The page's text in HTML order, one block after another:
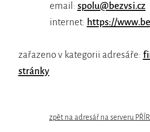
email: spolu@bezvsi.cz
internet: https://
zařazeno v kategorii adresáře:
stránky
zpět na adresář na serveru